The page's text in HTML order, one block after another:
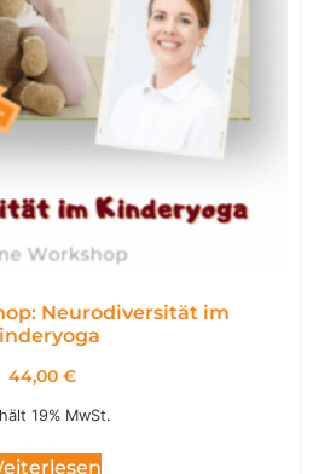
Neurodiversität im
44,00 €
19% MwSt.